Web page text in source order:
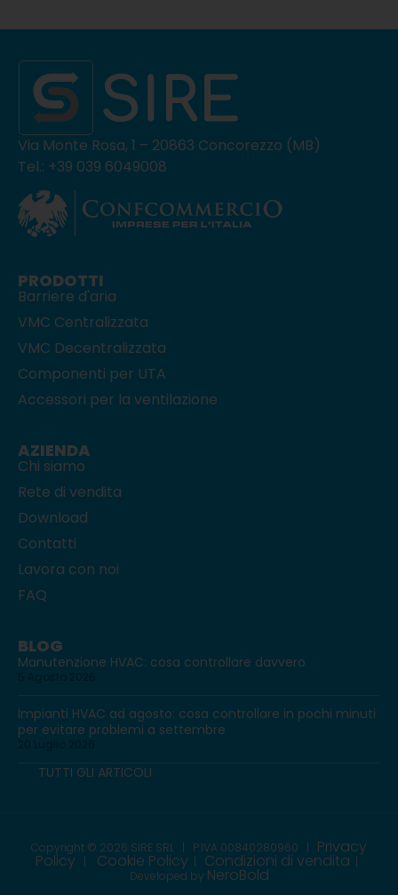
Via Monte Rosa, 1 – 20863 Concorezzo (MB)
Tel.: +39 039 6049008
PRODOTTI
Barriere d'aria
VMC Centralizzata
VMC Decentralizzata
Componenti per UTA
Accessori per la ventilazione
AZIENDA
Chi siamo
Rete di vendita
Download
Contatti
Lavora con noi
FAQ
BLOG
Manutenzione HVAC: cosa controllare davvero
Impianti HVAC ad agosto: cosa controllare in pochi minuti
per evitare problemi a settembre
TUTTI GLI ARTICOLI
Copyright © 2026 SIRE SRL | P.IVA 00840280960 Privacy
Policy Cookie Policy Condizioni di vendita
Developed by NeroBold